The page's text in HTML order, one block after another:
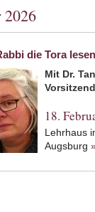
2026
die Tora lesen
Mit Dr.
18.
Lehrhaus
Augsburg